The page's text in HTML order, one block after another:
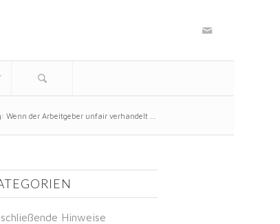
Wenn der Arbeitgeber unfair verhandelt …
Hinweise